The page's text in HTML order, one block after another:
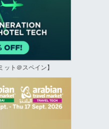
ット＠スペイン】